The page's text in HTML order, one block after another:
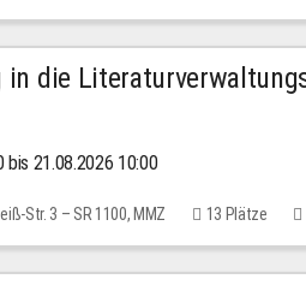
in die
bis 21.08.2026 10:00
Str. 3 – SR 1100, MMZ 13 Plätze